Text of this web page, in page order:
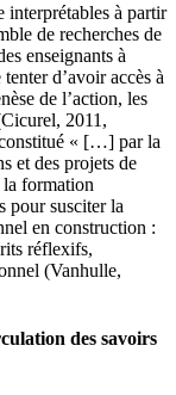
interprétables à partir
de recherches de
enseignants à
d’avoir accès à
de l’action, les
2011,
« […] par la
et des projets de
formation
pour susciter la
en construction :
réflexifs,
(Vanhulle,
des savoirs